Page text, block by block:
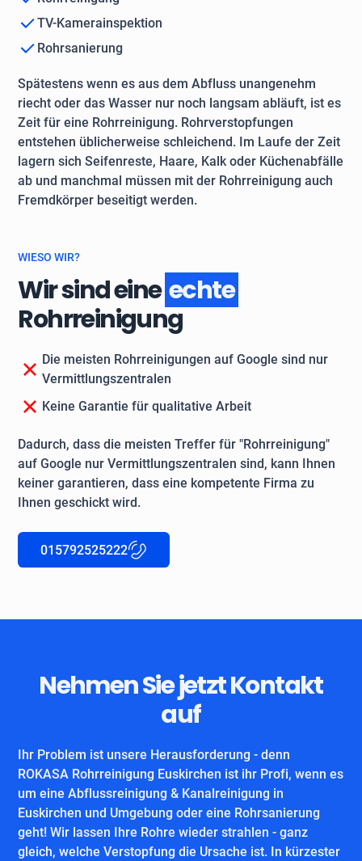
TV-Kamerainspektion
Rohrsanierung
Spätestens wenn es aus dem Abfluss unangenehm
riecht oder das Wasser nur noch langsam abläuft, ist es
Zeit für eine Rohrreinigung. Rohrverstopfungen
entstehen üblicherweise schleichend. Im Laufe der Zeit
lagern sich Seifenreste, Haare, Kalk oder Küchenabfälle
ab und manchmal müssen mit der Rohrreinigung auch
Fremdkörper beseitigt werden.
WIESO WIR?
Wir sind eineechte
Rohrreinigung
Die meisten Rohrreinigungen auf Google sind nur
Vermittlungszentralen
Keine Garantie für qualitative Arbeit
Dadurch, dass die meisten Treffer für "Rohrreinigung"
auf Google nur Vermittlungszentralen sind, kann Ihnen
keiner garantieren, dass eine kompetente Firma zu
Ihnen geschickt wird.
015792525222
Nehmen Sie jetzt Kontakt
auf
Ihr Problem ist unsere Herausforderung - denn
ROKASA Rohrreinigung Euskirchen ist ihr Profi, wenn es
um eine Abflussreinigung & Kanalreinigung in
Euskirchen und Umgebung oder eine Rohrsanierung
geht! Wir lassen Ihre Rohre wieder strahlen - ganz
gleich, welche Verstopfung die Ursache ist. In kürzester